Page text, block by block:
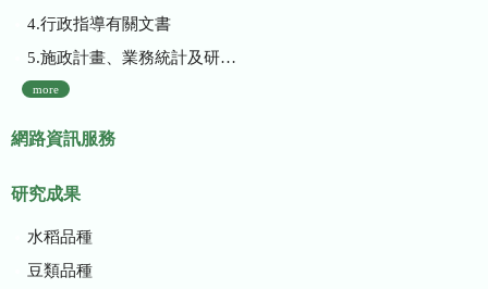
4.行政指導有關文書
5.施政計畫、業務統計及研究報告
more
網路資訊服務
研究成果
水稻品種
豆類品種